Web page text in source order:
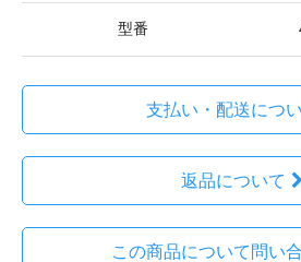
型番
支払い・配送につ
返品について
この商品について問い